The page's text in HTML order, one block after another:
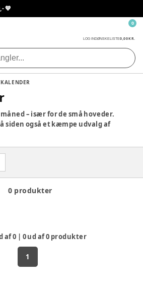
💙
LOG INDØNSKELISTE0,00 KR.
0
– især for de små hoveder.
siden også et kæmpe udvalg af
kan få en lille gave hver dag i
falde i god jord hjemme hos jer.
0 produkter
af0 | 0ud af0 produkter
1